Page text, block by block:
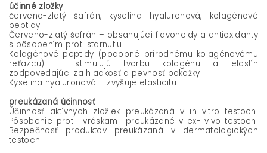
účinné zložky
červeno-zlatý šafrán, kyselina hyaluronová, kolagénové
peptidy
Červeno-zlatý šafrán – obsahujúci flavonoidy a antioxidanty
s pôsobením proti starnutiu.
Kolagénové peptidy (podobné prírodnému kolagénovému
reťazcu) – stimulujú tvorbu kolagénu a elastín
zodpovedajúci za hladkosť a pevnosť pokožky.
Kyselina hyaluronová – zvyšuje elasticitu.
preukázaná účinnosť
Účinnosť aktívnych zložiek preukázaná v in vitro testoch.
Pôsobenie proti vráskam preukázané v ex- vivo testoch.
Bezpečnosť produktov preukázaná v dermatologických
testoch.